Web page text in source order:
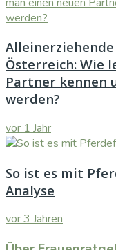
Österreich: Wie
Partner kennen
werden?
vor 1 Jahr
So ist es mit
Analyse
vor 3 Jahren